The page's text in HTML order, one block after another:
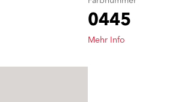
0445
Mehr Info